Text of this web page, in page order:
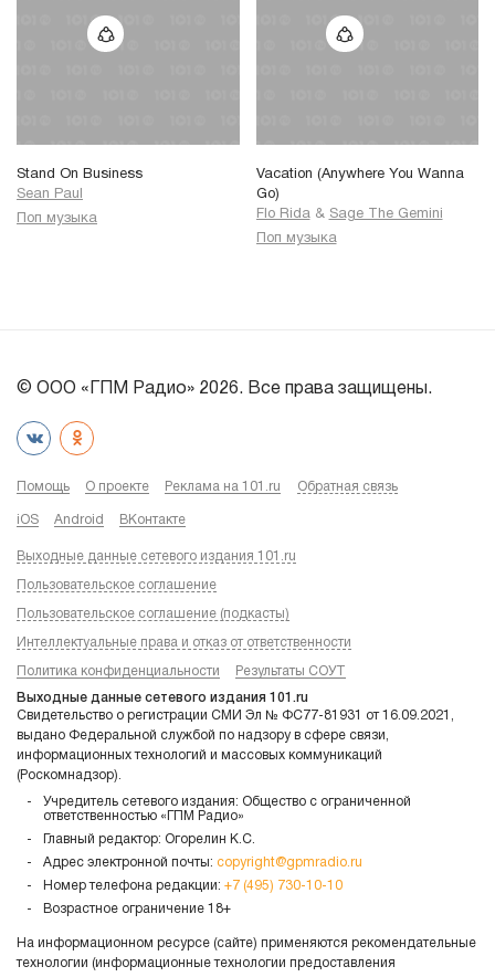
Stand On Business
Sean Paul
Поп музыка
Vacation (Anywhere You Wanna
Go)
Flo Rida & Sage The Gemini
Поп музыка
© ООО «ГПМ Радио» 2026. Все права защищены.
Помощь О проекте Реклама на 101.ru Обратная связь
iOS Android ВКонтакте
Выходные данные сетевого издания 101.ru
Пользовательское соглашение
Пользовательское соглашение (подкасты)
Интеллектуальные права и отказ от ответственности
Политика конфиденциальности Результаты СОУТ
Выходные данные сетевого издания 101.ru
Свидетельство о регистрации СМИ Эл № ФС77-81931 от 16.09.2021,
выдано Федеральной службой по надзору в сфере связи,
информационных технологий и массовых коммуникаций
(Роскомнадзор).
Учредитель сетевого издания: Общество с ограниченной
ответственностью «ГПМ Радио»
Главный редактор: Огорелин К.С.
Адрес электронной почты: copyright@gpmradio.ru
Номер телефона редакции: +7 (495) 730-10-10
Возрастное ограничение 18+
На информационном ресурсе (сайте) применяются рекомендательные
технологии (информационные технологии предоставления